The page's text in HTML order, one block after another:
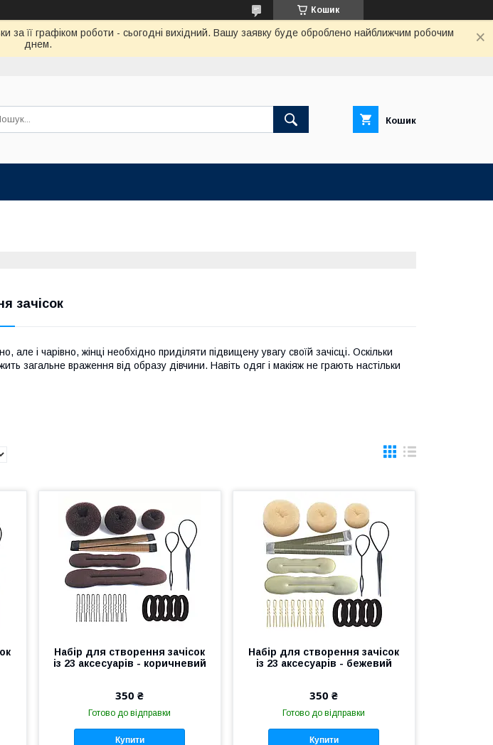
Кошик
за її графіком роботи - сьогодні вихідний. Вашу заявку буде оброблено найближчим робочим
днем.
Кошик
зачісок
але і чарівно, жінці необхідно приділяти підвищену увагу своїй зачісці. Оскільки
загальне враження від образу дівчини. Навіть одяг і макіяж не грають настільки
Набір для створення зачісок
із 23 аксесуарів - коричневий
350 ₴
Готово до відправки
Купити
Набір для створення зачісок
із 23 аксесуарів - бежевий
350 ₴
Готово до відправки
Купити